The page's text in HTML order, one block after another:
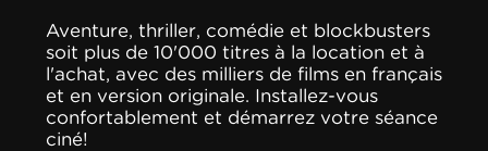
Aventure, thriller, comédie et blockbusters
soit plus de 10'000 titres à la location et à
l'achat, avec des milliers de films en français
et en version originale. Installez-vous
confortablement et démarrez votre séance
ciné!